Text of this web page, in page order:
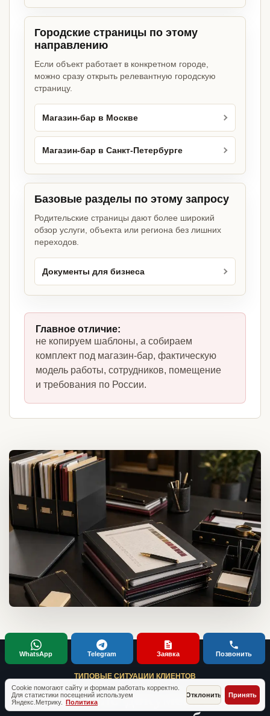
Городские страницы по этому
направлению
Если объект работает в конкретном городе,
можно сразу открыть релевантную городскую
страницу.
Магазин-бар в Москве
Магазин-бар в Санкт-Петербурге
Базовые разделы по этому запросу
Родительские страницы дают более широкий
обзор услуги, объекта или региона без лишних
переходов.
Документы для бизнеса
Главное отличие:
не копируем шаблоны, а собираем
комплект под магазин-бар, фактическую
модель работы, сотрудников, помещение
и требования по России.
ТИПОВЫЕ СИТУАЦИИ КЛИЕНТОВ
Кейсы по документам,
Cookie помогают сайту и формам работать корректно.
Для статистики посещений используем
Яндекс.Метрику. Политика
Отклонить Принять
WhatsApp Telegram Заявка Позвонить